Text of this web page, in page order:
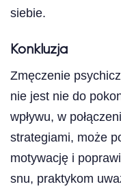
siebie.
Konkluzja
Zmęczenie
nie jest nie do
wpływu, w
strategiami, może
motywację i
snu, praktykom